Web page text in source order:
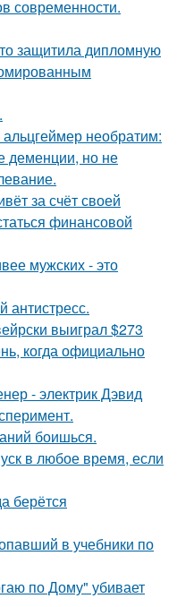
современности.
защитила дипломную
альцгеймер необратим:
деменции, но не
за счёт своей
финансовой
мужских - это
антистресс.
выиграл $273
когда официально
- электрик Дэвид
боишься.
в любое время, если
берётся
в учебники по
по Дому" убивает